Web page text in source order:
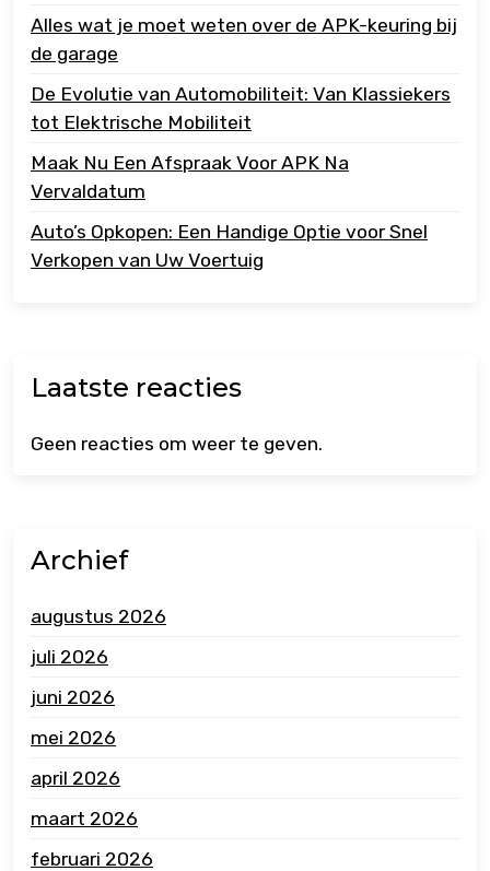
Alles wat je moet weten over de APK-keuring bij
de garage
De Evolutie van Automobiliteit: Van Klassiekers
tot Elektrische Mobiliteit
Maak Nu Een Afspraak Voor APK Na
Vervaldatum
Auto’s Opkopen: Een Handige Optie voor Snel
Verkopen van Uw Voertuig
Laatste reacties
Geen reacties om weer te geven.
Archief
augustus 2026
juli 2026
juni 2026
mei 2026
april 2026
maart 2026
februari 2026